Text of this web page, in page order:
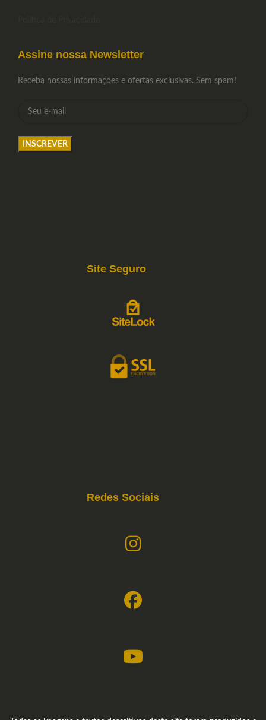
Assine nossa Newsletter
Receba nossas informações e ofertas exclusivas. Sem spam!
Site Seguro
Redes Sociais